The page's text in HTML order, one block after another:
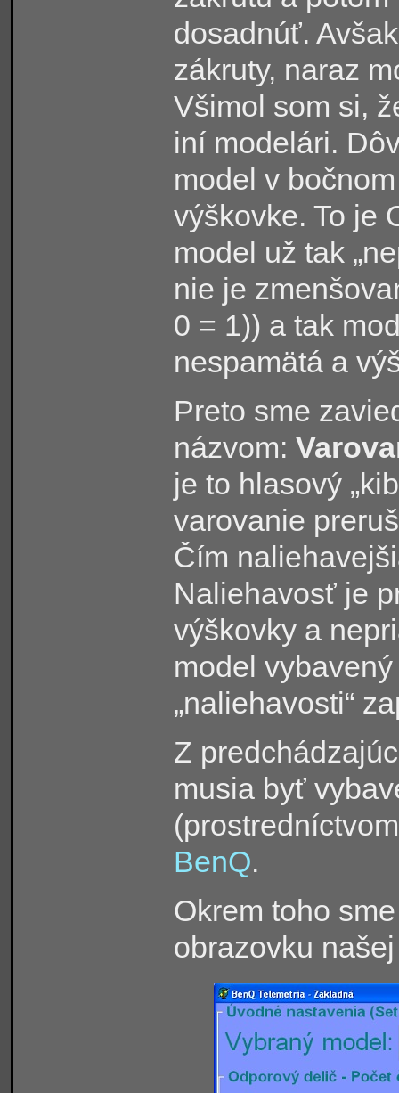
dosadnúť.
zákruty, naraz
Všimol som si,
iní modelári.
model v
výškovke. To je
model už tak
nie je
0 = 1)) a tak
nespamätá a
Preto sme
názvom:
je to hlasový
varovanie
Čím
Naliehavosť je
výškovky a
model
„naliehavosti“
Z
musia byť
BenQ.
Okrem toho
obrazovku